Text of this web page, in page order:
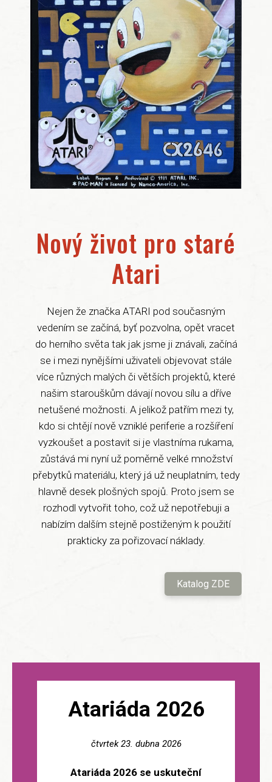
Nový život pro staré
Atari
Nejen že značka ATARI pod současným
vedením se začíná, byť pozvolna, opět vracet
do herního světa tak jak jsme ji znávali, začíná
se i mezi nynějšími uživateli objevovat stále
více různých malých či větších projektů, které
našim starouškům dávají novou sílu a dříve
netušené možnosti. A jelikož patřím mezi ty,
kdo si chtějí nově vzniklé periferie a rozšíření
vyzkoušet a postavit si je vlastníma rukama,
zůstává mi nyní už poměrně velké množství
přebytků materiálu, který já už neuplatním, tedy
hlavně desek plošných spojů. Proto jsem se
rozhodl vytvořit toho, což už nepotřebuji a
nabízím dalším stejně postiženým k použití
prakticky za pořizovací náklady.
Katalog ZDE
Atariáda 2026
čtvrtek 23. dubna 2026
Atariáda 2026 se uskuteční